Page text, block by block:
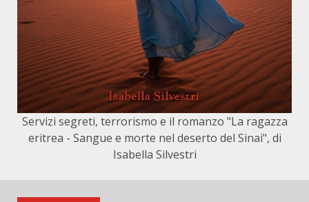
Servizi segreti, terrorismo e il romanzo "La ragazza
eritrea - Sangue e morte nel deserto del Sinai", di
Isabella Silvestri